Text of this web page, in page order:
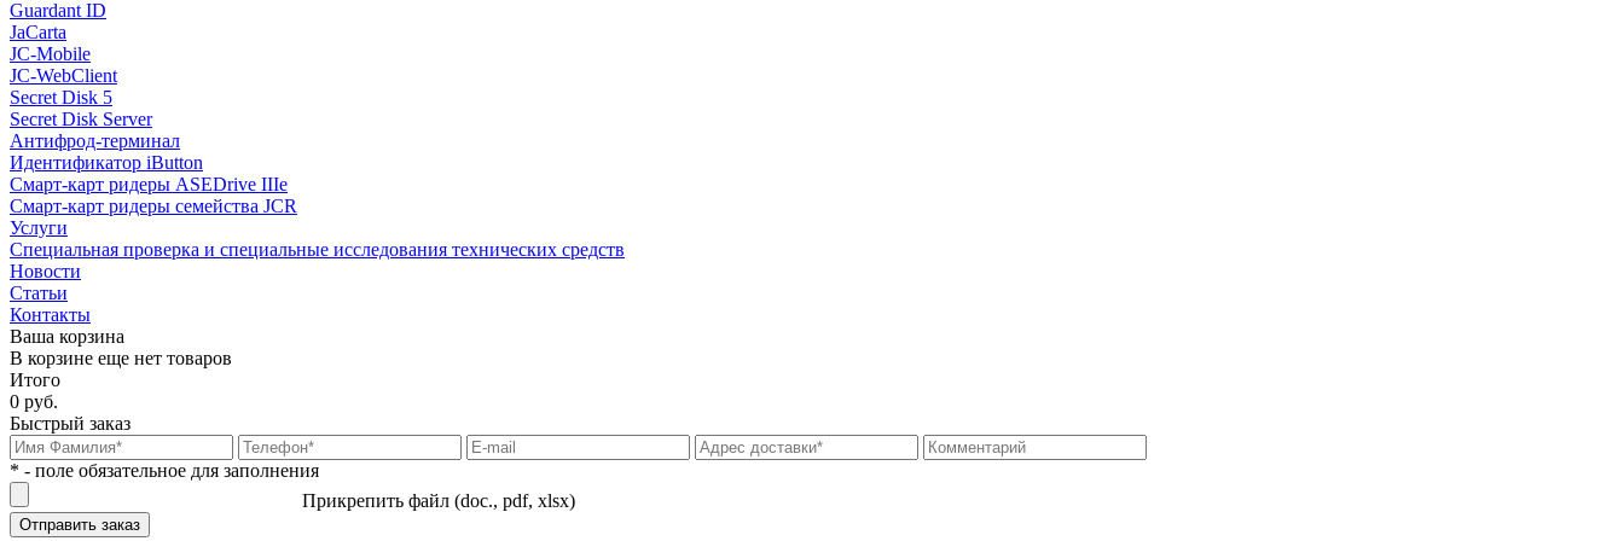
Guardant ID
JaCarta
JC-Mobile
JC-WebClient
Secret Disk 5
Secret Disk Server
Антифрод-терминал
Идентификатор iButton
Смарт-карт ридеры ASEDrive IIIe
Смарт-карт ридеры семейства JCR
Услуги
Специальная проверка и специальные исследования технических средств
Новости
Статьи
Контакты
Ваша корзина
В корзине еще нет товаров
Итого
0 руб.
Быстрый заказ
* - поле обязательное для заполнения
Прикрепить файл (doc., pdf, xlsx)